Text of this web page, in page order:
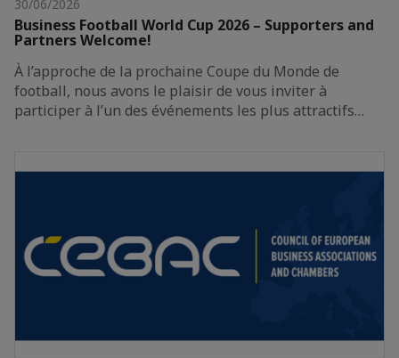
30/06/2026
Business Football World Cup 2026 – Supporters and
Partners Welcome!
À l’approche de la prochaine Coupe du Monde de
football, nous avons le plaisir de vous inviter à
participer à l’un des événements les plus attractifs…